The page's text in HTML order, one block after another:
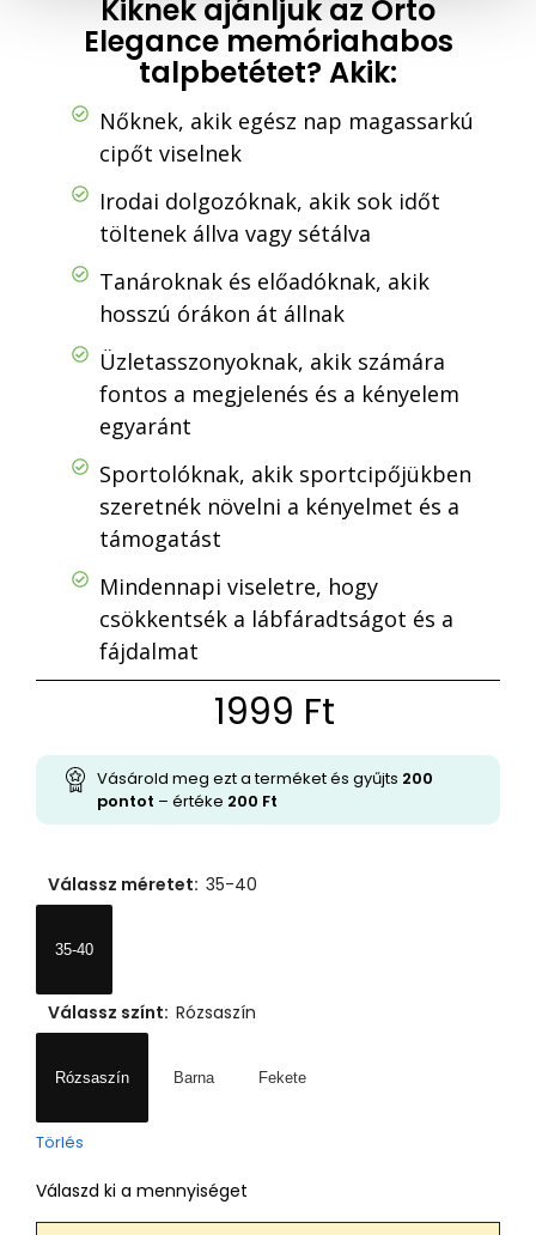
Kiknek ajánljuk az Orto
Elegance memóriahabos
talpbetétet? Akik:
Nőknek, akik egész nap magassarkú
cipőt viselnek
Irodai dolgozóknak, akik sok időt
töltenek állva vagy sétálva
Tanároknak és előadóknak, akik
hosszú órákon át állnak
Üzletasszonyoknak, akik számára
fontos a megjelenés és a kényelem
egyaránt
Sportolóknak, akik sportcipőjükben
szeretnék növelni a kényelmet és a
támogatást
Mindennapi viseletre, hogy
csökkentsék a lábfáradtságot és a
fájdalmat
1999 Ft
Vásárold meg ezt a terméket és gyűjts 200
pontot – értéke 200 Ft
Válassz méretet: 35-40
35-40
Válassz színt: Rózsaszín
Rózsaszín Barna Fekete
Törlés
Válaszd ki a mennyiséget